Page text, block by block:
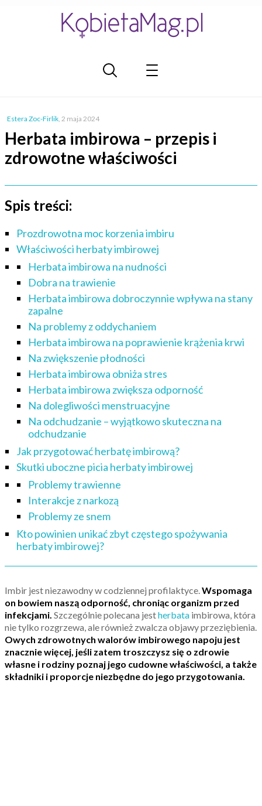
Estera Zoc-Firlik, 2 maja 2024
Herbata imbirowa – przepis i
zdrowotne właściwości
Spis treści:
Prozdrowotna moc korzenia imbiru
Właściwości herbaty imbirowej
Herbata imbirowa na nudności
Dobra na trawienie
Herbata imbirowa dobroczynnie wpływa na stany
zapalne
Na problemy z oddychaniem
Herbata imbirowa na poprawienie krążenia krwi
Na zwiększenie płodności
Herbata imbirowa obniża stres
Herbata imbirowa zwiększa odporność
Na dolegliwości menstruacyjne
Na odchudzanie – wyjątkowo skuteczna na
odchudzanie
Jak przygotować herbatę imbirową?
Skutki uboczne picia herbaty imbirowej
Problemy trawienne
Interakcje z narkozą
Problemy ze snem
Kto powinien unikać zbyt częstego spożywania
herbaty imbirowej?
Imbir jest niezawodny w codziennej profilaktyce.Wspomaga
on bowiem naszą odporność, chroniąc organizm przed
infekcjami. Szczególnie polecana jestherbata imbirowa, która
nie tylko rozgrzewa, ale również zwalcza objawy przeziębienia.
Owych zdrowotnych walorów imbirowego napoju jest
znacznie więcej, jeśli zatem troszczysz się o zdrowie
własne i rodziny poznaj jego cudowne właściwości, a także
składniki i proporcje niezbędne do jego przygotowania.